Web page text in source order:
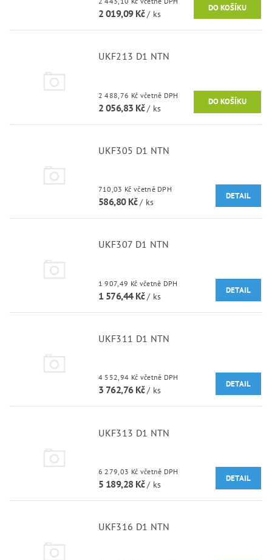
2 019,09 Kč/ ks
UKF213 D1 NTN
2 488,76 Kč včetně DPH
2 056,83 Kč/ ks
UKF305 D1 NTN
710,03 Kč včetně DPH
586,80 Kč/ ks
DETAIL
UKF307 D1 NTN
1 907,49 Kč včetně DPH
1 576,44 Kč/ ks
DETAIL
UKF311 D1 NTN
4 552,94 Kč včetně DPH
3 762,76 Kč/ ks
DETAIL
UKF313 D1 NTN
6 279,03 Kč včetně DPH
5 189,28 Kč/ ks
DETAIL
UKF316 D1 NTN